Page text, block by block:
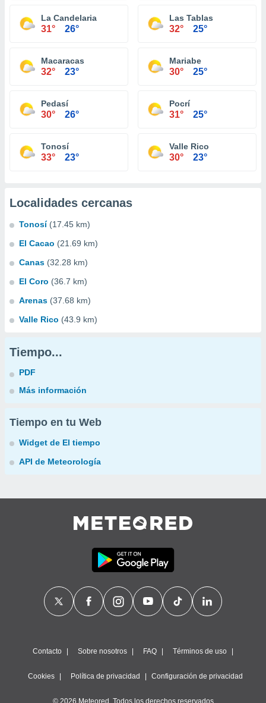
La Candelaria
31° 26°
Las Tablas
32° 25°
Macaracas
32° 23°
Mariabe
30° 25°
Pedasí
30° 26°
Pocrí
31° 25°
Tonosí
33° 23°
Valle Rico
30° 23°
Localidades cercanas
Tonosí (17.45 km)
El Cacao (21.69 km)
Canas (32.28 km)
El Coro (36.7 km)
Arenas (37.68 km)
Valle Rico (43.9 km)
Tiempo...
PDF
Más información
Tiempo en tu Web
Widget de El tiempo
API de Meteorología
Contacto Sobre nosotros FAQ Términos de uso
Cookies Política de privacidad Configuración de privacidad
© 2026 Meteored. Todos los derechos reservados